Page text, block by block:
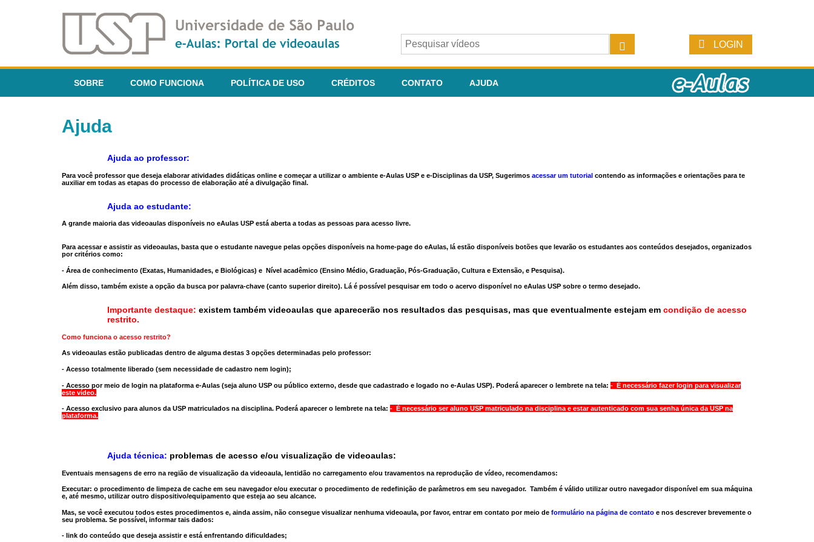
LOGIN
SOBRE COMO FUNCIONA POLÍTICA DE USO CRÉDITOS CONTATO AJUDA
Ajuda
Ajuda ao professor:
Para você professor que deseja elaborar atividades didáticas online e começar a utilizar o ambiente e-Aulas USP e e-Disciplinas da USP, Sugerimos acessar um tutorial contendo as informações e orientações para te
auxiliar em todas as etapas do processo de elaboração até a divulgação final.
Ajuda ao estudante:
A grande maioria das videoaulas disponíveis no eAulas USP está aberta a todas as pessoas para acesso livre.
Para acessar e assistir as videoaulas, basta que o estudante navegue pelas opções disponíveis na home-page do eAulas, lá estão disponíveis botões que levarão os estudantes aos conteúdos desejados, organizados
por critérios como:
- Área de conhecimento (Exatas, Humanidades, e Biológicas) e Nível acadêmico (Ensino Médio, Graduação, Pós-Graduação, Cultura e Extensão, e Pesquisa).
Além disso, também existe a opção da busca por palavra-chave (canto superior direito). Lá é possível pesquisar em todo o acervo disponível no eAulas USP sobre o termo desejado.
Importante destaque: existem também videoaulas que aparecerão nos resultados das pesquisas, mas que eventualmente estejam em condição de acesso
restrito.
Como funciona o acesso restrito?
As videoaulas estão publicadas dentro de alguma destas 3 opções determinadas pelo professor:
- Acesso totalmente liberado (sem necessidade de cadastro nem login);
- Acesso por meio de login na plataforma e-Aulas (seja aluno USP ou público externo, desde que cadastrado e logado no e-Aulas USP). Poderá aparecer o lembrete na tela: - É necessário fazer login para visualizar
este vídeo.
- Acesso exclusivo para alunos da USP matriculados na disciplina. Poderá aparecer o lembrete na tela: - É necessário ser aluno USP matriculado na disciplina e estar autenticado com sua senha única da USP na
plataforma.
Ajuda técnica: problemas de acesso e/ou visualização de videoaulas:
Eventuais mensagens de erro na região de visualização da videoaula, lentidão no carregamento e/ou travamentos na reprodução de vídeo, recomendamos:
Executar: o procedimento de limpeza de cache em seu navegador e/ou executar o procedimento de redefinição de parâmetros em seu navegador. Também é válido utilizar outro navegadordisponível em sua máquina
e, até mesmo, utilizar outro dispositivo/equipamento que esteja ao seu alcance.
Mas, se você executou todos estes procedimentos e, ainda assim, não consegue visualizar nenhuma videoaula, por favor, entrar em contato por meio de formulário na página de contato e nos descrever brevemente o
seu problema. Se possível, informar tais dados:
- link do conteúdo que deseja assistir e está enfrentando dificuldades;